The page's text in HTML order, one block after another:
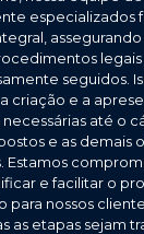
especializados
legais
seguidos.
criação e a
até o
e as demais
Estamos
e facilitar o
para nossos
as etapas sejam